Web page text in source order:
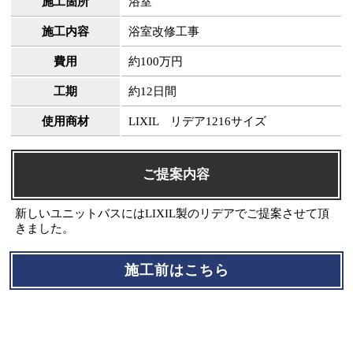
施工内容 浴室改修工事
費用 約100万円
工期 約12日間
使用商材 LIXIL リデア1216サイズ
ご提案内容
新しいユニットバスにはLIXIL製のリデアでご提案させて頂
きました。
施工前はこちら